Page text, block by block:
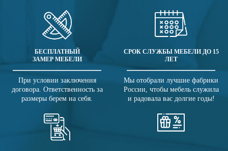
БЕСПЛАТНЫЙ
ЗАМЕР МЕБЕЛИ
При условии заключения
договора. Ответственность за
размеры берем на себя.
СРОК СЛУЖБЫ МЕБЕЛИ ДО 15
ЛЕТ
Мы отобрали лучшие фабрики
России, чтобы мебель служила
и радовала вас долгие годы!